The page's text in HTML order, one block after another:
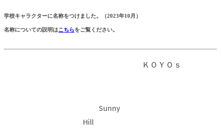
学校キャラクターに名称をつけました。 （2023年10月）
名称についての説明はこちらをご覧ください。
ＫＯＹＯｓ
Sunny
Hill